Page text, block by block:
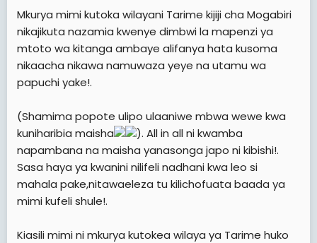
Mkurya mimi kutoka wilayani Tarime kijiji cha Mogabiri
nikajikuta nazamia kwenye dimbwi la mapenzi ya
mtoto wa kitanga ambaye alifanya hata kusoma
nikaacha nikawa namuwaza yeye na utamu wa
papuchi yake!.
(Shamima popote ulipo ulaaniwe mbwa wewe kwa
kuniharibia maisha
). All in all ni kwamba
napambana na maisha yanasonga japo ni kibishi!.
Sasa haya ya kwanini nilifeli nadhani kwa leo si
mahala pake,nitawaeleza tu kilichofuata baada ya
mimi kufeli shule!.
Kiasili mimi ni mkurya kutokea wilaya ya Tarime huko